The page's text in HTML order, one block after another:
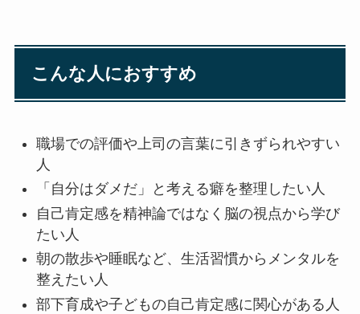
こんな人におすすめ
職場での評価や上司の言葉に引きずられやすい
人
「自分はダメだ」と考える癖を整理したい人
自己肯定感を精神論ではなく脳の視点から学び
たい人
朝の散歩や睡眠など、生活習慣からメンタルを
整えたい人
部下育成や子どもの自己肯定感に関心がある人